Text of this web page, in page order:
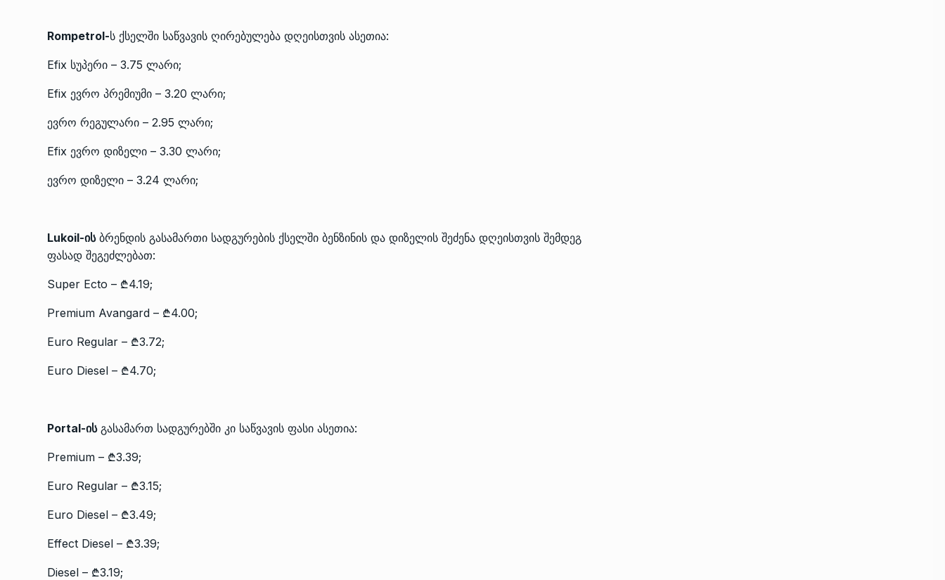
Rompetrol-ს ქსელში საწვავის ღირებულება დღეისთვის ასეთია:
Efix სუპერი – 3.75 ლარი;
Efix ევრო პრემიუმი – 3.20 ლარი;
ევრო რეგულარი – 2.95 ლარი;
Efix ევრო დიზელი – 3.30 ლარი;
ევრო დიზელი – 3.24 ლარი;
Lukoil-ისბრენდის გასამართი სადგურების ქსელში ბენზინის და დიზელის შეძენა დღეისთვის შემდეგ
ფასად შეგეძლებათ:
Super Ecto – ₾4.19;
Premium Avangard – ₾4.00;
Euro Regular – ₾3.72;
Euro Diesel – ₾4.70;
Portal-ისგასამართ სადგურებში კი საწვავის ფასი ასეთია:
Premium – ₾3.39;
Euro Regular – ₾3.15;
Euro Diesel – ₾3.49;
Effect Diesel – ₾3.39;
Diesel – ₾3.19;